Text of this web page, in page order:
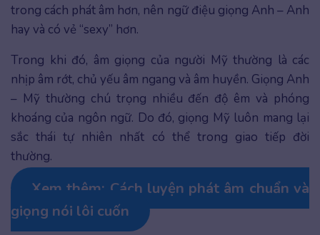
trong cách phát âm hơn, nên ngữ điệu giọng Anh – Anh
hay và có vẻ “sexy” hơn.
Trong khi đó, âm giọng của người Mỹ thường là các
nhịp âm rớt, chủ yếu âm ngang và âm huyền. Giọng Anh
– Mỹ thường chú trọng nhiều đến độ êm và phóng
khoáng của ngôn ngữ. Do đó, giọng Mỹ luôn mang lại
sắc thái tự nhiên nhất có thể trong giao tiếp đời
thường.
Xem thêm: Cách luyện phát âm chuẩn và
giọng nói lôi cuốn